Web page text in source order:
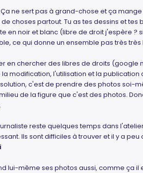
ne sert pas à grand-chose et ça
choses partout. Tu as tes dessins et tes
en noir et blanc (libre de droit j'espère ?
ce qui donne un ensemble pas très très
en chercher des libres de droits (google
modification, l'utilisation et la publication
c'est de prendre des photos soi-
de la figure que c'est des photos.
reste quelques temps dans
Ils sont difficiles à trouver et il y a
lui-même ses photos aussi, comme ça il